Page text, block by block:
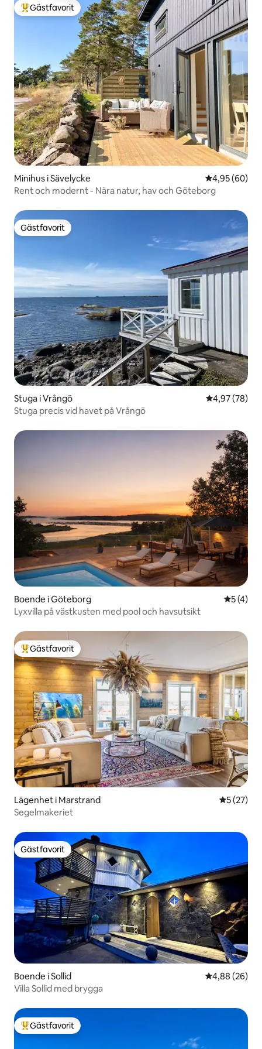
Populär gästfavorit
Gästfavorit
Minihus i Sävelycke 4,95 av 5 i
4,95 (60)
Rent och modernt - Nära natur, hav och Göteborg
Gästfavorit
Gästfavorit
Stuga i Vrångö 4,97 av 5 i
4,97 (78)
Stuga precis vid havet på Vrångö
Boende i Göteborg 5 av 5 i
5 (4)
Lyxvilla på västkusten med pool och havsutsikt
Populär gästfavorit
Gästfavorit
Lägenhet i Marstrand 5 av 5 i
5 (27)
Segelmakeriet
Gästfavorit
Gästfavorit
Boende i Sollid 4,88 av 5 i
4,88 (26)
Villa Sollid med brygga
Populär gästfavorit
Gästfavorit